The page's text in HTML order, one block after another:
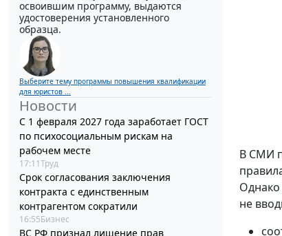
освоившим программу, выдаются
удостоверения установленного
образца.
Выберите тему программы повышения квалификации
для юристов ...
Новости
С 1 февраля 2027 года заработает ГОСТ
по психосоциальным рискам на
рабочем месте
17:11Труд
Срок согласования заключения
контракта с единственным
контрагентом сократили
16:55Бизнес
ВС РФ признал лишение прав
В СМИ
Однако
не